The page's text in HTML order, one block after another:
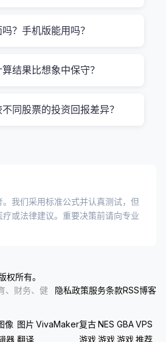
资信息或者投资计划，也完全不
种方案：一种是每月定投
高分红蓝筹股并自动复利。结
期收益慢一点，但15年后反而多
生也能看懂的股息
？手机版能用吗？
结果比想象中保守？
同股票的投资回报差异？
我们采用标准公式并认真测试，但
或法律建议。重要决策前请向专业
所有。
、财务、健
隐私政策服务条款RSS博客
像
器
图片
翻译
VivaMaker复古
游戏
NES
游戏
GBA
游戏
VPS
推荐